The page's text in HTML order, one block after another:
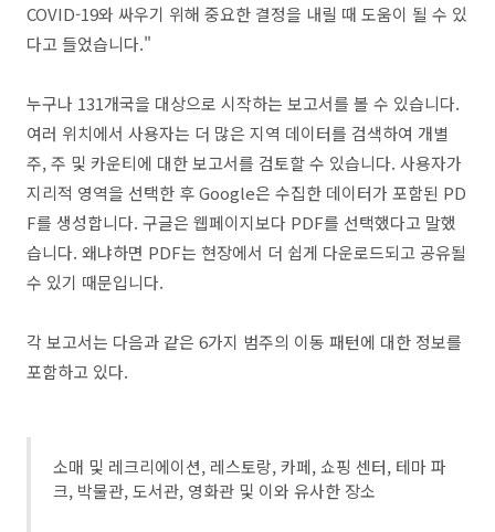
COVID-19와 싸우기 위해 중요한 결정을 내릴 때 도움이 될 수 있
다고 들었습니다."
누구나 131개국을 대상으로 시작하는 보고서를 볼 수 있습니다.
여러 위치에서 사용자는 더 많은 지역 데이터를 검색하여 개별
주, 주 및 카운티에 대한 보고서를 검토할 수 있습니다. 사용자가
지리적 영역을 선택한 후 Google은 수집한 데이터가 포함된 PD
F를 생성합니다. 구글은 웹페이지보다 PDF를 선택했다고 말했
습니다. 왜냐하면 PDF는 현장에서 더 쉽게 다운로드되고 공유될
수 있기 때문입니다.
각 보고서는 다음과 같은 6가지 범주의 이동 패턴에 대한 정보를
포함하고 있다.
소매 및 레크리에이션, 레스토랑, 카페, 쇼핑 센터, 테마 파
크, 박물관, 도서관, 영화관 및 이와 유사한 장소